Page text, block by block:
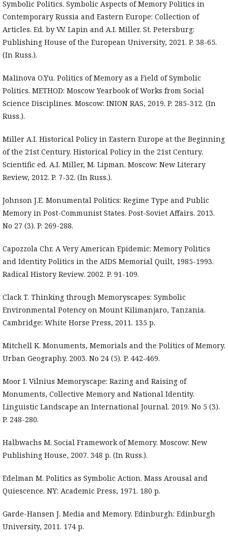
Symbolic Politics. Symbolic Aspects of Memory Politics in
Contemporary Russia and Eastern Europe: Collection of
Articles. Ed. by V.V. Lapin and A.I. Miller. St. Petersburg:
Publishing House of the European University, 2021. P. 38-65.
(In Russ.).
Malinova O.Yu. Politics of Memory as a Field of Symbolic
Politics. METHOD: Moscow Yearbook of Works from Social
Science Disciplines. Moscow: INION RAS, 2019. P. 285-312. (In
Russ.).
Miller A.I. Historical Policy in Eastern Europe at the Beginning
of the 21st Century. Historical Policy in the 21st Century.
Scientific ed. A.I. Miller, M. Lipman. Moscow: New Literary
Review, 2012. P. 7-32. (In Russ.).
Johnson J.E. Monumental Politics: Regime Type and Public
Memory in Post-Communist States. Post-Soviet Affairs. 2013.
No 27 (3). P. 269-288.
Capozzola Chr. A Very American Epidemic: Memory Politics
and Identity Politics in the AIDS Memorial Quilt, 1985-1993.
Radical History Review. 2002. P. 91-109.
Clack T. Thinking through Memoryscapes: Symbolic
Environmental Potency on Mount Kilimanjaro, Tanzania.
Cambridge: White Horse Press, 2011. 135 p.
Mitchell K. Monuments, Memorials and the Politics of Memory.
Urban Geography. 2003. No 24 (5). P. 442-469.
Moor I. Vilnius Memoryscape: Razing and Raising of
Monuments, Collective Memory and National Identity.
Linguistic Landscape an International Journal. 2019. No 5 (3).
P. 248-280.
Halbwachs M. Social Framework of Memory. Moscow: New
Publishing House, 2007. 348 p. (In Russ.).
Edelman M. Politics as Symbolic Action. Mass Arousal and
Quiescence. NY: Academic Press, 1971. 180 p.
Garde-Hansen J. Media and Memory. Edinburgh: Edinburgh
University, 2011. 174 p.